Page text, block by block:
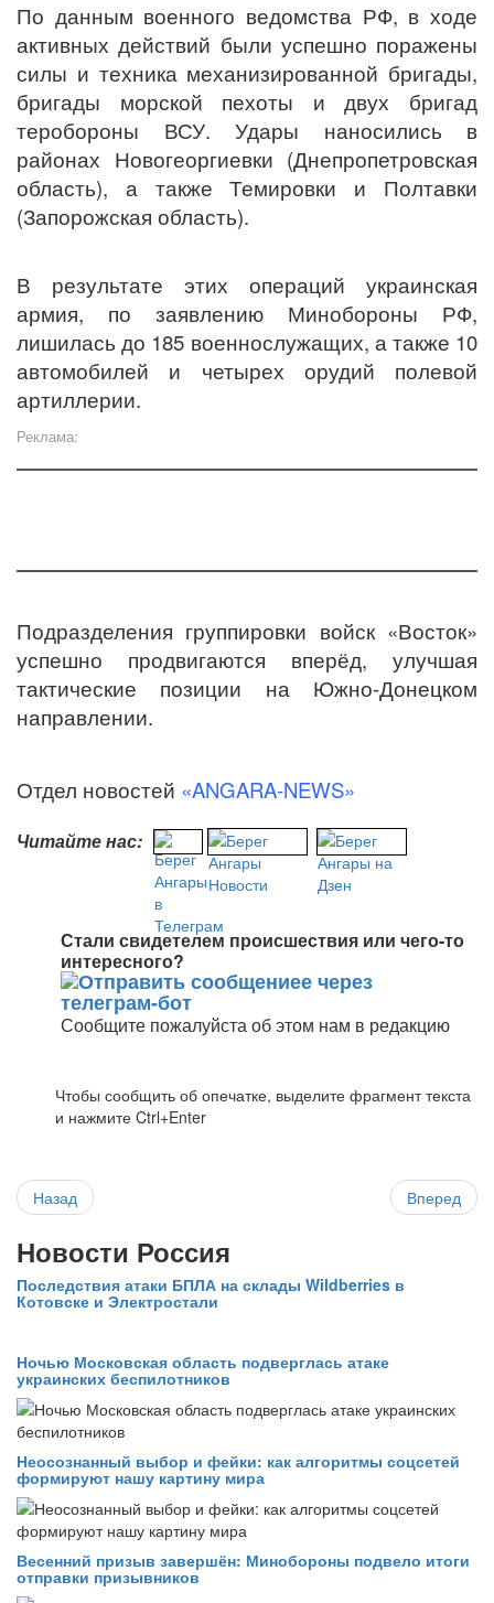
По данным военного ведомства РФ, в ходе
активных действий были успешно поражены
силы и техника механизированной бригады,
бригады морской пехоты и двух бригад
теробороны ВСУ. Удары наносились в
районах Новогеоргиевки (Днепропетровская
область), а также Темировки и Полтавки
(Запорожская область).
В результате этих операций украинская
армия, по заявлению Минобороны РФ,
лишилась до 185 военнослужащих, а также 10
автомобилей и четырех орудий полевой
артиллерии.
Реклама:
Подразделения группировки войск «Восток»
успешно продвигаются вперёд, улучшая
тактические позиции на Южно-Донецком
направлении.
Отдел новостей «ANGARA-NEWS»
Читайте нас:
Стали свидетелем происшествия или чего-то
интересного?
Сообщите пожалуйста об этом нам в редакцию
Чтобы сообщить об опечатке, выделите фрагмент текста
и нажмите Ctrl+Enter
Назад Вперед
Новости Россия
Последствия атаки БПЛА на склады Wildberries в
Котовске и Электростали
Ночью Московская область подверглась атаке
украинских беспилотников
Неосознанный выбор и фейки: как алгоритмы соцсетей
формируют нашу картину мира
Весенний призыв завершён: Минобороны подвело итоги
отправки призывников